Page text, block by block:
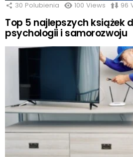
30 Polubienia 100 Views 96
Top 5 najlepszych książek
psychologii i samorozwoju